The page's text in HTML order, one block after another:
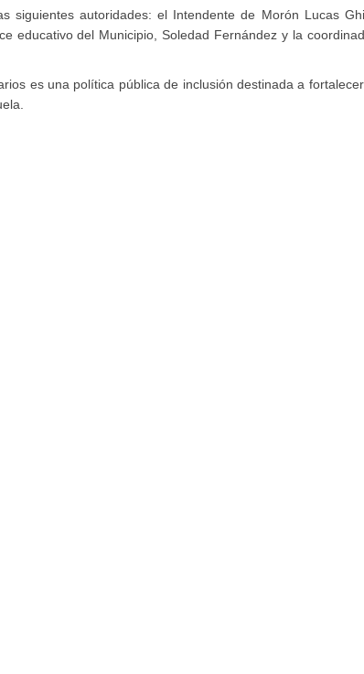
siguientes autoridades: el Intendente de Morón Lucas
educativo del Municipio, Soledad Fernández y la
es una política pública de inclusión destinada a